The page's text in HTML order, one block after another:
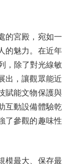
宮殿，宛如一
的魅力。在近年
，除了對光線敏
出，讓觀眾能近
賦能文物保護與
互動設備體驗乾
了參觀的趣味性
最大、保存最